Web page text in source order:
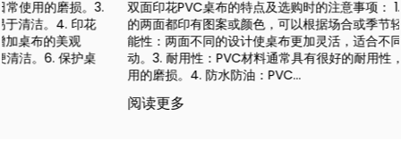
双面印花PVC桌布的特点及选购时的注意事项： 1. 双面设计：桌布
的两面都印有图案或颜色，可以根据场合或季节轻松更换。2. 多功
能性：两面不同的设计使桌布更加灵活，适合不同的装饰风格或活
动。3. 耐用性：PVC材料通常具有很好的耐用性，能够承受日常使
用的磨损。4. 防水防油：PVC...